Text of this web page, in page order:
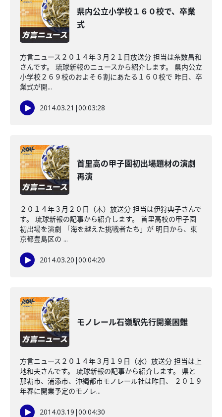
県内公立小学校１６０校で、卒業
式
方言ニュース２０１４年３月２１日放送分 担当は糸数昌和
さんです。 琉球新報のニュースから紹介します。 県内公立
小学校２６９校のおよそ６割にあたる１６０校で 昨日、卒
業式が開...
2014.03.21 |00:03:28
首里高の甲子園初出場題材の演劇
再演
２０１４年３月２０日（木）放送分 担当は伊狩典子さんで
す。 琉球新報の記事から紹介します。 首里高校の甲子園
初出場を演劇 「海を越えた挑戦者たち」が 明日から、東
京都豊島区の ...
2014.03.20 |00:04:20
モノレール石嶺駅先行開業困難
方言ニュース２０１４年３月１９日（水）放送分 担当は上
地和夫さんです。 琉球新報の記事から紹介します。 県と
那覇市、浦添市、沖縄都市モノレール社は昨日、 ２０１９
年春に開業予定のモノレ...
2014.03.19 |00:04:30